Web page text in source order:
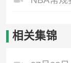
相关集锦